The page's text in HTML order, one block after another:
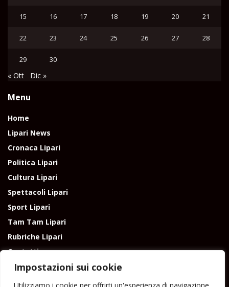
Impostazioni sui cookie
15 16 17 18 19 20 21
22 23 24 25 26 27 28
29 30
« Ott Dic »
Menu
Home
Lipari News
Cronaca Lipari
Politica Lipari
Cultura Lipari
Spettacoli Lipari
Sport Lipari
Tam Tam Lipari
Rubriche Lipari
Contatti